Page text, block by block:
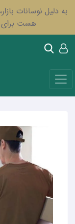
به دلیل نوسانات
هست برای